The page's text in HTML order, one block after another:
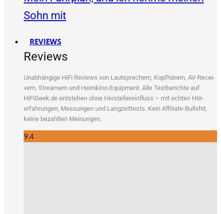
Sohn mit
REVIEWS
Reviews
Unab­hän­gi­ge HiFi Reviews von Laut­spre­chern, Kopf­hö­rern, AV-Recei­
vern, Strea­mern und Heim­ki­no-Equip­ment. Alle Test­be­rich­te auf
HiFiGeek.de ent­ste­hen ohne Her­stel­ler­ein­fluss – mit ech­ten Hör­
erfah­run­gen, Mes­sun­gen und Lang­zeit­tests. Kein Affi­lia­te-Bull­shit,
kei­ne bezahl­ten Meinungen.
9.4